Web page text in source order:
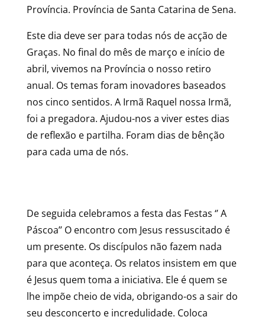
Província. Província de Santa Catarina de Sena.
Este dia deve ser para todas nós de acção de
Graças. No final do mês de março e início de
abril, vivemos na Província o nosso retiro
anual. Os temas foram inovadores baseados
nos cinco sentidos. A Irmã Raquel nossa Irmã,
foi a pregadora. Ajudou-nos a viver estes dias
de reflexão e partilha. Foram dias de bênção
para cada uma de nós.
De seguida celebramos a festa das Festas ‘’ A
Páscoa’’ O encontro com Jesus ressuscitado é
um presente. Os discípulos não fazem nada
para que aconteça. Os relatos insistem em que
é Jesus quem toma a iniciativa. Ele é quem se
lhe impõe cheio de vida, obrigando-os a sair do
seu desconcerto e incredulidade. Coloca